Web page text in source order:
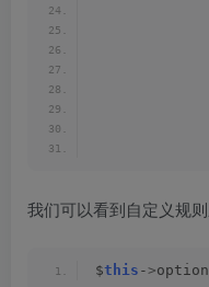
我们可以看到自定义规
$this ->